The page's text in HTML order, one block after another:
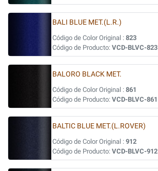
BALI BLUE MET.(L.R.)
Código de Color Original : 823
Código de Producto: VCD-BLVC-823
BALORO BLACK MET.
Código de Color Original : 861
Código de Producto: VCD-BLVC-861
BALTIC BLUE MET.(L.ROVER)
Código de Color Original : 912
Código de Producto: VCD-BLVC-912